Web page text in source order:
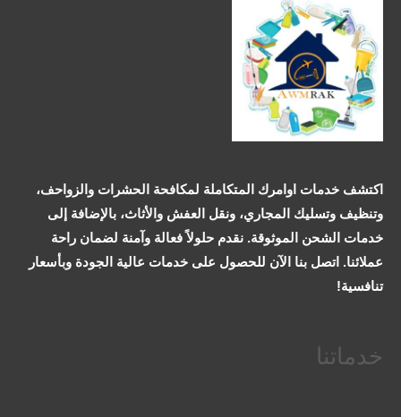
اكتشف خدمات اوامرك المتكاملة لمكافحة الحشرات والزواحف،
وتنظيف وتسليك المجاري، ونقل العفش والأثاث، بالإضافة إلى
خدمات الشحن الموثوقة. نقدم حلولاً فعالة وآمنة لضمان راحة
عملائنا. اتصل بنا الآن للحصول على خدمات عالية الجودة وبأسعار
تنافسية!
خدماتنا